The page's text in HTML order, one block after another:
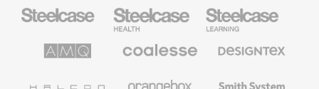
Büromöbel
Health
Education
Möbel
Solutions
Büromöbel
Textilien